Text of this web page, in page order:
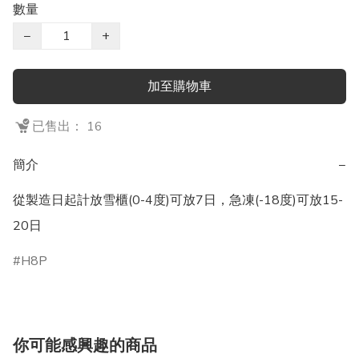
數量
−
+
加至購物車
已售出： 16
簡介
−
從製造日起計放雪櫃(0-4度)可放7日，急凍(-18度)可放15-
20日
H8P
你可能感興趣的商品